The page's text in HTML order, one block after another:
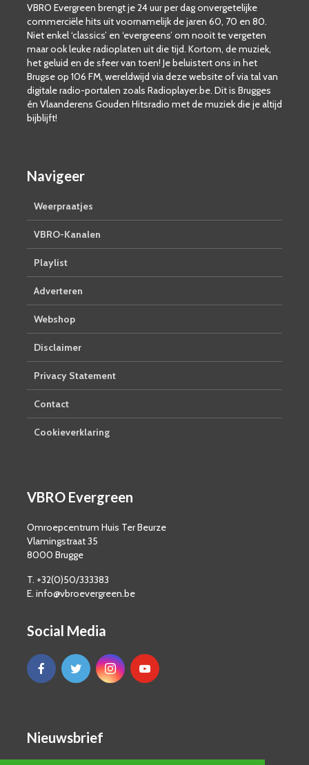
VBRO Evergreen brengt je 24 uur per dag onvergetelijke
commerciële hits uit voornamelijk de jaren 60, 70 en 80.
Niet enkel ‘classics’ en ‘evergreens’ om nooit te vergeten
maar ook leuke radioplaten uit die tijd. Kortom, de muziek,
het geluid en de sfeer van toen! Je beluistert ons in het
Brugse op 106 FM, wereldwijd via deze website of via tal van
digitale radio-portalen zoals Radioplayer.be. Dit is Brugges
én Vlaanderens Gouden Hitsradio met de muziek die je altijd
bijblijft!
Navigeer
Weerpraatjes
VBRO-Kanalen
Playlist
Adverteren
Webshop
Disclaimer
Privacy Statement
Contact
Cookieverklaring
VBRO Evergreen
Omroepcentrum Huis Ter Beurze
Vlamingstraat 35
8000 Brugge
T. +32(0)50/333383
E. info@vbroevergreen.be
Social Media
Nieuwsbrief